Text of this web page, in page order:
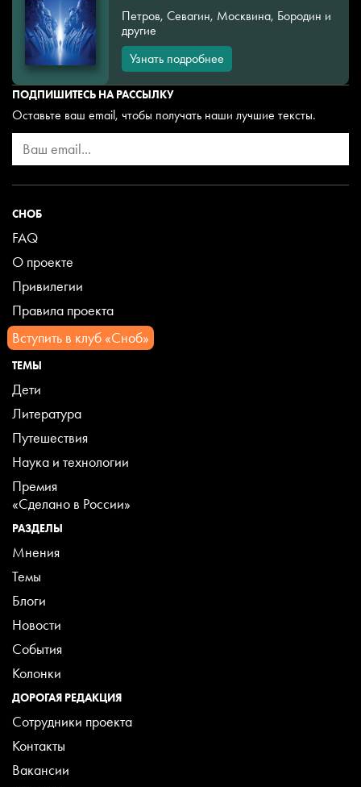
СНОБ
FAQ
О проекте
Привилегии
Правила проекта
Вступить в клуб «Сноб»
ТЕМЫ
Дети
Литература
Путешествия
Наука и технологии
Премия
«Сделано в России»
РАЗДЕЛЫ
Мнения
Темы
Блоги
Новости
События
Колонки
ДОРОГАЯ РЕДАКЦИЯ
Сотрудники проекта
Контакты
Вакансии
Петров, Севагин, Москвина, Бородин и
другие
Узнать подробнее
ПОДПИШИТЕСЬ НА РАССЫЛКУ
Оставьте ваш email, чтобы получать наши лучшие тексты.